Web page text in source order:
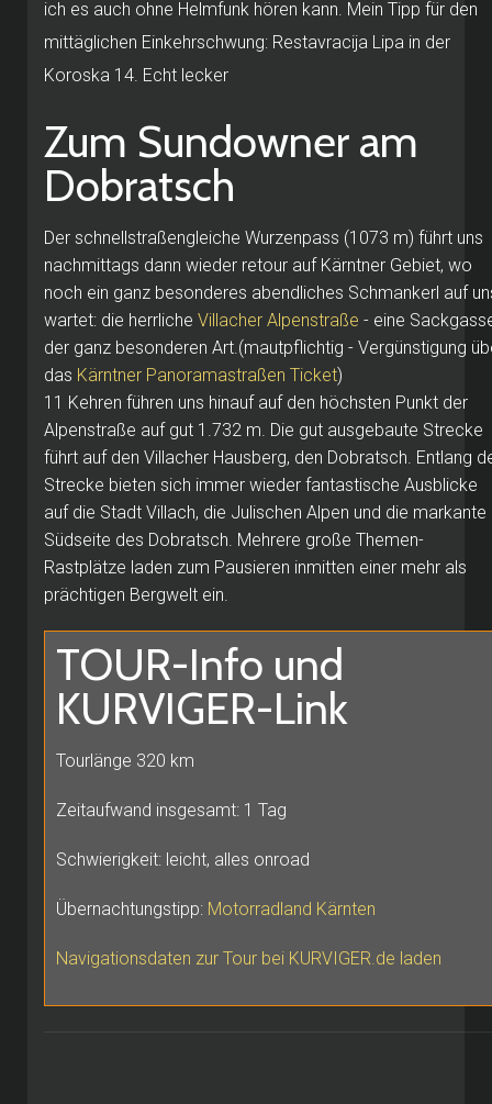
ich es auch ohne Helmfunk hören kann. Mein Tipp für den
mittäglichen Einkehrschwung: Restavracija Lipa in der
Koroska 14. Echt lecker
Zum Sundowner am
Dobratsch
Der schnellstraßengleiche Wurzenpass (1073 m) führt uns
nachmittags dann wieder retour auf Kärntner Gebiet, wo
noch ein ganz besonderes abendliches Schmankerl auf
wartet: die herrliche Villacher Alpenstraße - eine
der ganz besonderen Art.(mautpflichtig - Vergünstigung
das Kärntner Panoramastraßen Ticket)
11 Kehren führen uns hinauf auf den höchsten Punkt der
Alpenstraße auf gut 1.732 m. Die gut ausgebaute Strecke
führt auf den Villacher Hausberg, den Dobratsch. Entlang
Strecke bieten sich immer wieder fantastische Ausblicke
auf die Stadt Villach, die Julischen Alpen und die markante
Südseite des Dobratsch. Mehrere große Themen-
Rastplätze laden zum Pausieren inmitten einer mehr als
prächtigen Bergwelt ein.
TOUR-Info und
KURVIGER-Link
Tourlänge 320 km
Zeitaufwand insgesamt: 1 Tag
Schwierigkeit: leicht, alles onroad
Übernachtungstipp: Motorradland Kärnten
Navigationsdaten zur Tour bei KURVIGER.de laden